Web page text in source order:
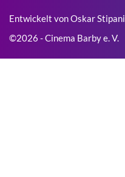
©2026 - Cinema Barby e. V.
Entwickelt von Oskar Stipani